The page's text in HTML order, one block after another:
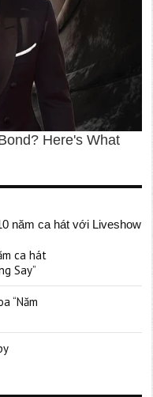
ca hát
Say”
“Năm